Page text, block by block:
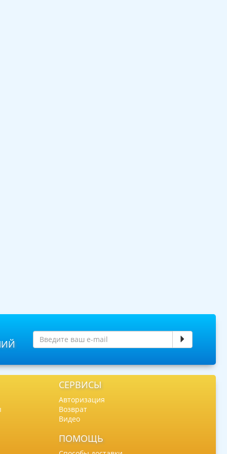
СЕРВИСЫ
Авторизация
Возврат
Видео
ПОМОЩЬ